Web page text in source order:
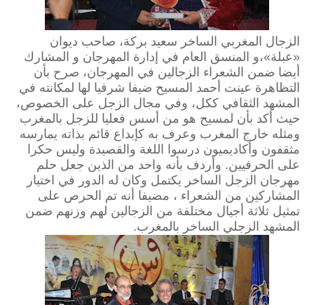
الزجال المغربي الساخر سعيد بركة، صاحب ديوان
«عبلة»،و المنسق العام في إدارة المهرجان و المشارك
أيضا ضمن الشعراء الزجالين في المهرجان، صرح بأن
التظاهرة عينت أحمد المسيح ضيفا شرفيا لها لمكانته في
المشهد الثقافي ككل، وفي مجال الزجل على الخصوص،
حيث أكد بأن لمسيح هو من أسس فعليا للزجل بالمغرب
ومثله خارج المغرب وعرف به كإبداع قائم بذاته يمارسه
مثقفون وأكاديميون درسوا اللغة والقصيدة وليس حكرا
على الحرفيين. وأردف بأنه واحد من الذين جعل حلم
مهرجان الزجل الساخر يكتمل وكان له الدور في اختيار
المشاركين من الشعراء ، مضيفا أنه تم الحرص على
تمثيل ثلاثة أجيال مختلفة من الزجالين لهم وزنهم ضمن
المشهد الزجلي الساخر بالمغرب.